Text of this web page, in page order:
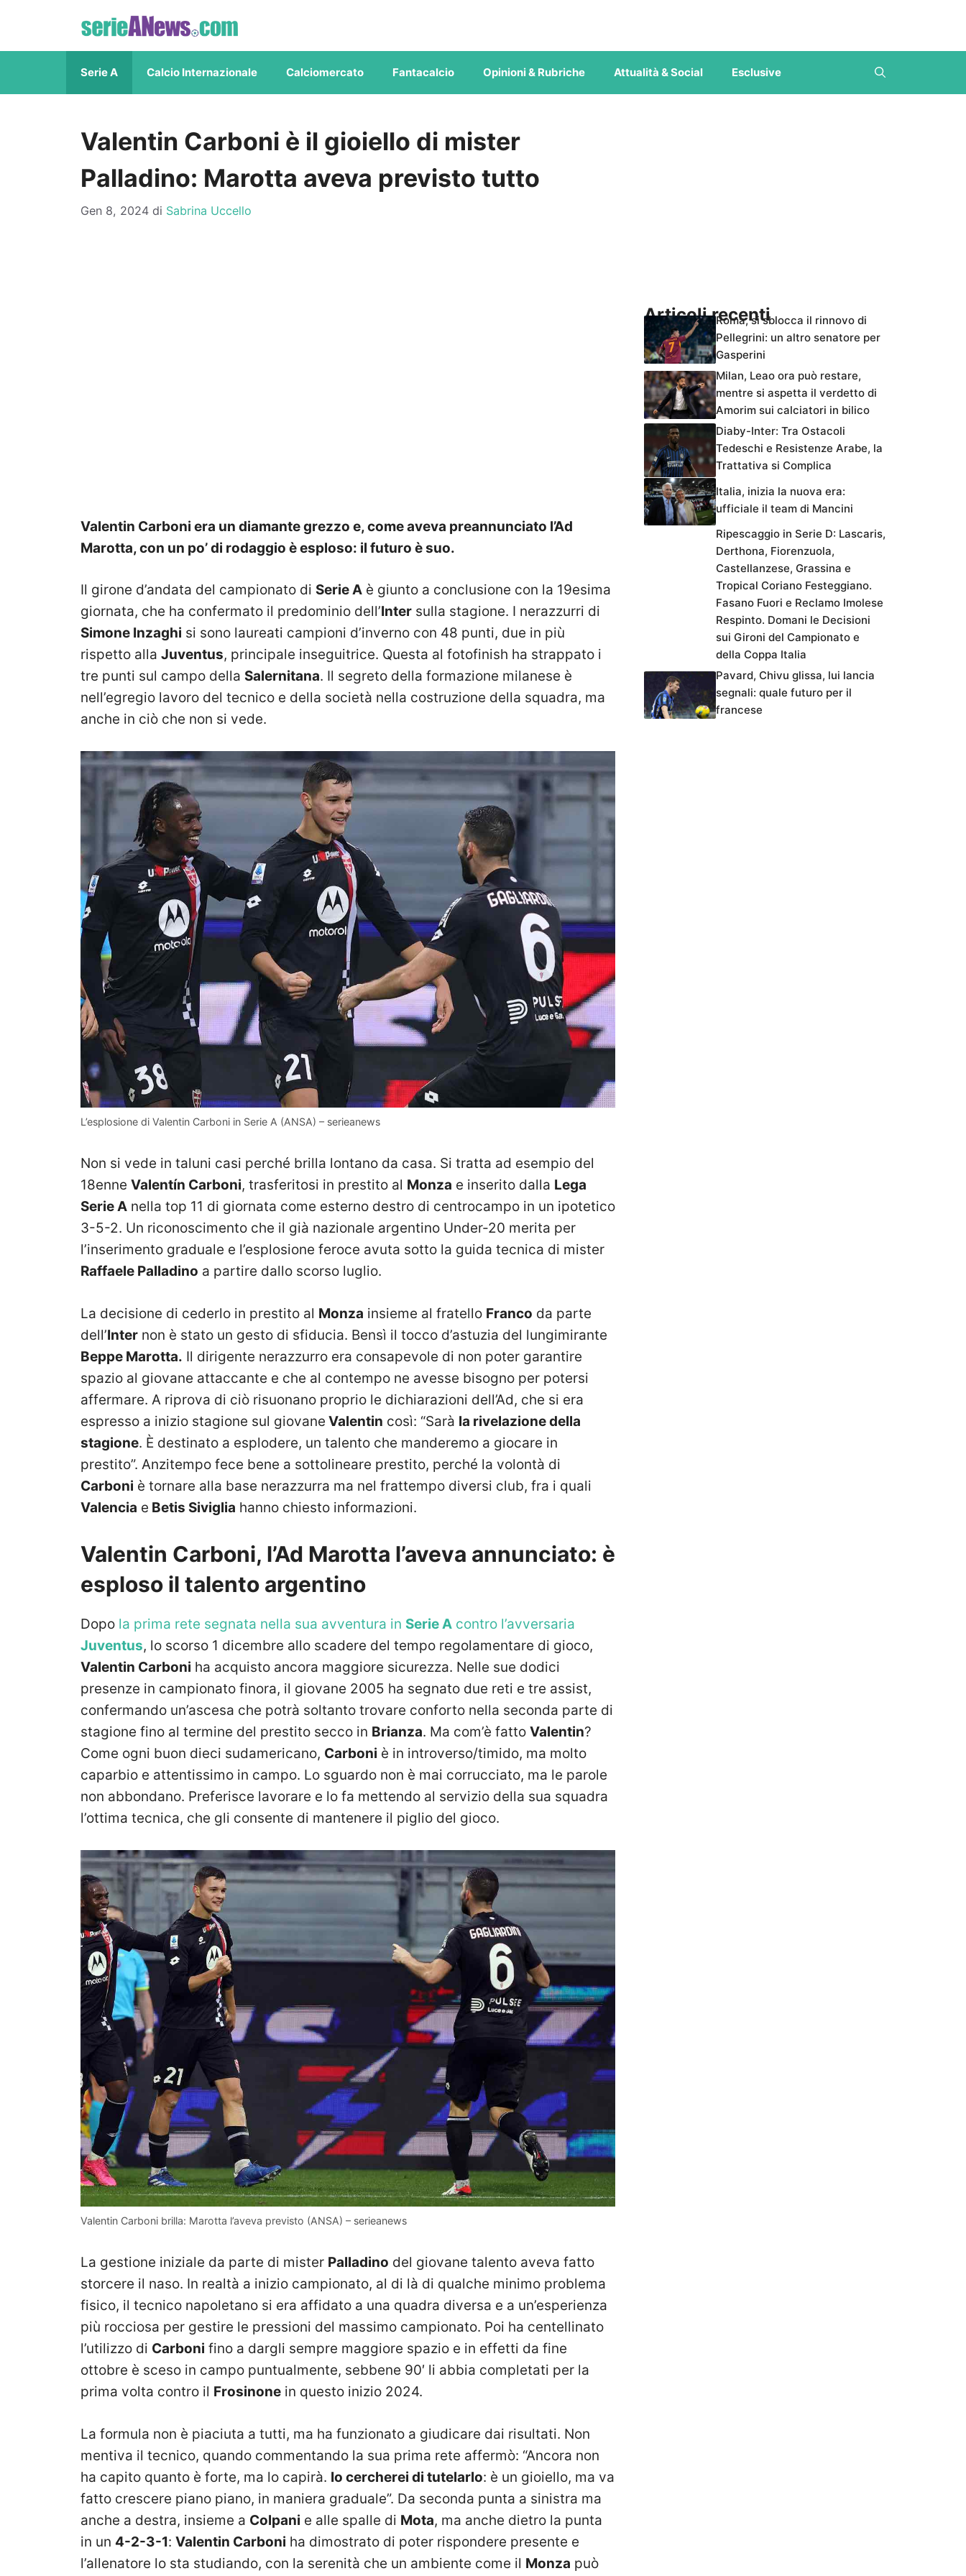
contenuto
Serie A Calcio Internazionale Calciomercato Fantacalcio Opinioni & Rubriche Attualità & Social Esclusive
Valentin Carboni è il gioiello di mister
Palladino: Marotta aveva previsto tutto
Gen 8, 2024 di Sabrina Uccello
Valentin Carboni era un diamante grezzo e, come aveva preannunciato l’Ad
Marotta, con un po’ di rodaggio è esploso: il futuro è suo.
Il girone d’andata del campionato di Serie A è giunto a conclusione con la 19esima
giornata, che ha confermato il predominio dell’Inter sulla stagione. I nerazzurri di
Simone Inzaghi si sono laureati campioni d’inverno con 48 punti, due in più
rispetto alla Juventus, principale inseguitrice. Questa al fotofinish ha strappato i
tre punti sul campo della Salernitana. Il segreto della formazione milanese è
nell’egregio lavoro del tecnico e della società nella costruzione della squadra, ma
anche in ciò che non si vede.
L’esplosione di Valentin Carboni in Serie A (ANSA) – serieanews
Non si vede in taluni casi perché brilla lontano da casa. Si tratta ad esempio del
18enne Valentín Carboni, trasferitosi in prestito al Monza e inserito dalla Lega
Serie A nella top 11 di giornata come esterno destro di centrocampo in un ipotetico
3-5-2. Un riconoscimento che il già nazionale argentino Under-20 merita per
l’inserimento graduale e l’esplosione feroce avuta sotto la guida tecnica di mister
Raffaele Palladino a partire dallo scorso luglio.
La decisione di cederlo in prestito al Monza insieme al fratello Franco da parte
dell’Inter non è stato un gesto di sfiducia. Bensì il tocco d’astuzia del lungimirante
Beppe Marotta. Il dirigente nerazzurro era consapevole di non poter garantire
spazio al giovane attaccante e che al contempo ne avesse bisogno per potersi
affermare. A riprova di ciò risuonano proprio le dichiarazioni dell’Ad, che si era
espresso a inizio stagione sul giovane Valentin così: “Sarà la rivelazione della
stagione. È destinato a esplodere, un talento che manderemo a giocare in
prestito”. Anzitempo fece bene a sottolineare prestito, perché la volontà di
Carboni è tornare alla base nerazzurra ma nel frattempo diversi club, fra i quali
Valencia e Betis Siviglia hanno chiesto informazioni.
Valentin Carboni, l’Ad Marotta l’aveva annunciato: è
esploso il talento argentino
Dopo la prima rete segnata nella sua avventura in Serie A contro l’avversaria
Juventus, lo scorso 1 dicembre allo scadere del tempo regolamentare di gioco,
Valentin Carboni ha acquisto ancora maggiore sicurezza. Nelle sue dodici
presenze in campionato finora, il giovane 2005 ha segnato due reti e tre assist,
confermando un’ascesa che potrà soltanto trovare conforto nella seconda parte di
stagione fino al termine del prestito secco in Brianza. Ma com’è fatto Valentin?
Come ogni buon dieci sudamericano, Carboni è in introverso/timido, ma molto
caparbio e attentissimo in campo. Lo sguardo non è mai corrucciato, ma le parole
non abbondano. Preferisce lavorare e lo fa mettendo al servizio della sua squadra
l’ottima tecnica, che gli consente di mantenere il piglio del gioco.
Valentin Carboni brilla: Marotta l’aveva previsto (ANSA) – serieanews
La gestione iniziale da parte di mister Palladino del giovane talento aveva fatto
storcere il naso. In realtà a inizio campionato, al di là di qualche minimo problema
fisico, il tecnico napoletano si era affidato a una quadra diversa e a un’esperienza
più rocciosa per gestire le pressioni del massimo campionato. Poi ha centellinato
l’utilizzo di Carboni fino a dargli sempre maggiore spazio e in effetti da fine
ottobre è sceso in campo puntualmente, sebbene 90′ li abbia completati per la
prima volta contro il Frosinone in questo inizio 2024.
La formula non è piaciuta a tutti, ma ha funzionato a giudicare dai risultati. Non
mentiva il tecnico, quando commentando la sua prima rete affermò: “Ancora non
ha capito quanto è forte, ma lo capirà. Io cercherei di tutelarlo: è un gioiello, ma va
fatto crescere piano piano, in maniera graduale”. Da seconda punta a sinistra ma
anche a destra, insieme a Colpani e alle spalle di Mota, ma anche dietro la punta
in un 4-2-3-1: Valentin Carboni ha dimostrato di poter rispondere presente e
l’allenatore lo sta studiando, con la serenità che un ambiente come il Monza può
Articoli recentiRoma, si sblocca il rinnovo di
Pellegrini: un altro senatore per
Gasperini
Milan, Leao ora può restare,
mentre si aspetta il verdetto di
Amorim sui calciatori in bilico
Diaby-Inter: Tra Ostacoli
Tedeschi e Resistenze Arabe, la
Trattativa si Complica
Italia, inizia la nuova era:
ufficiale il team di Mancini
Ripescaggio in Serie D: Lascaris,
Derthona, Fiorenzuola,
Castellanzese, Grassina e
Tropical Coriano Festeggiano.
Fasano Fuori e Reclamo Imolese
Respinto. Domani le Decisioni
sui Gironi del Campionato e
della Coppa Italia
Pavard, Chivu glissa, lui lancia
segnali: quale futuro per il
francese